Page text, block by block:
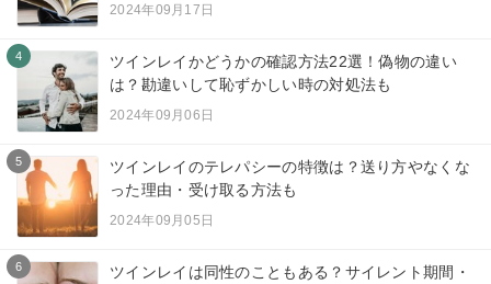
2024年09月17日
4
ツインレイかどうかの確認方法22選！偽物の違い
は？勘違いして恥ずかしい時の対処法も
2024年09月06日
5
ツインレイのテレパシーの特徴は？送り方やなくな
った理由・受け取る方法も
2024年09月05日
6
ツインレイは同性のこともある？サイレント期間・